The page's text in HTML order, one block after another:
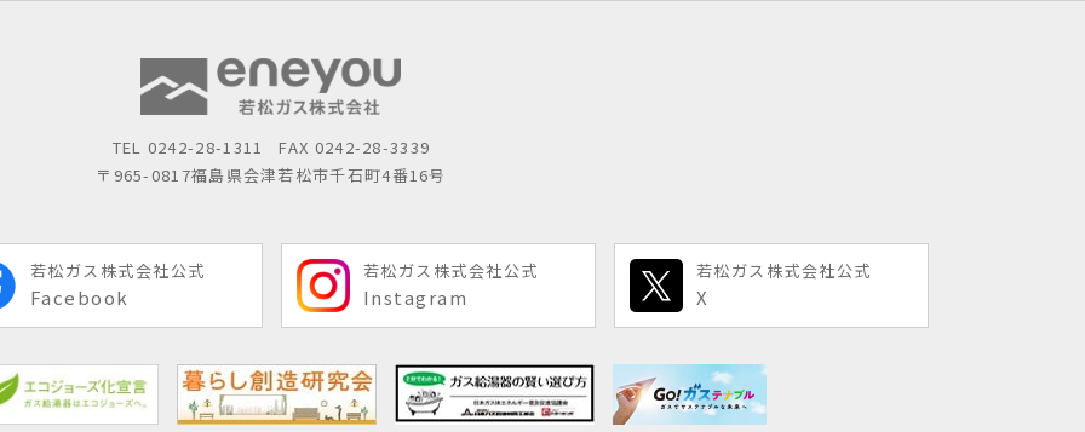
TEL 0242-28-1311
FAX 0242-28-3339
〒965-0817福島県会津若松市千石町4番16号
若松ガス株式会社公式
Facebook
若松ガス株式会社公式
Instagram
若松ガス株式会社公式
X